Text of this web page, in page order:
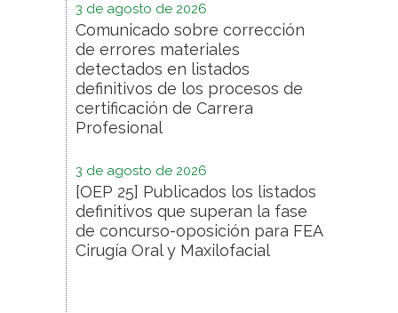
3 de agosto de 2026
Comunicado sobre corrección
de errores materiales
detectados en listados
definitivos de los procesos de
certificación de Carrera
Profesional
3 de agosto de 2026
[OEP 25] Publicados los listados
definitivos que superan la fase
de concurso-oposición para FEA
Cirugía Oral y Maxilofacial